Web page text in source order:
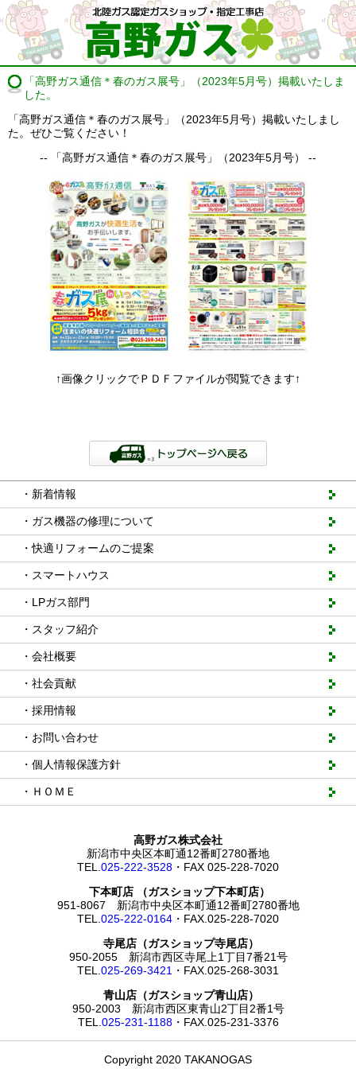
「高野ガス通信＊春のガス展号」（2023年5月号）掲載いたしま
した。
「高野ガス通信＊春のガス展号」（2023年5月号）掲載いたしまし
た。ぜひご覧ください！
-- 「高野ガス通信＊春のガス展号」（2023年5月号） --
↑画像クリックでＰＤＦファイルが閲覧できます↑
・新着情報
・ガス機器の修理について
・快適リフォームのご提案
・スマートハウス
・LPガス部門
・スタッフ紹介
・会社概要
・社会貢献
・採用情報
・お問い合わせ
・個人情報保護方針
・ＨＯＭＥ
高野ガス株式会社
新潟市中央区本町通12番町2780番地
TEL. 025-222-3528 ・FAX 025-228-7020
下本町店 （ガスショップ下本町店）
951-8067 新潟市中央区本町通12番町2780番地
TEL. 025-222-0164 ・FAX.025-228-7020
寺尾店（ガスショップ寺尾店）
950-2055 新潟市西区寺尾上1丁目7番21号
TEL. 025-269-3421 ・FAX.025-268-3031
青山店（ガスショップ青山店）
950-2003 新潟市西区東青山2丁目2番1号
TEL. 025-231-1188・FAX.025-231-3376
Copyright 2020 TAKANOGAS